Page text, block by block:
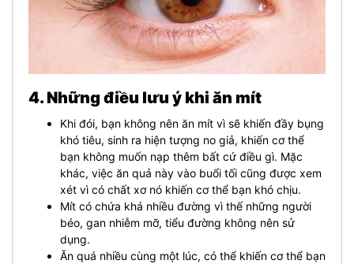
4. Những điều lưu ý khi ăn mít
Khi đói, bạn không nên ăn mít vì sẽ khiến đầy bụng
khó tiêu, sinh ra hiện tượng no giả, khiến cơ thể
bạn không muốn nạp thêm bất cứ điều gì. Mặc
khác, việc ăn quả này vào buổi tối cũng được xem
xét vì có chất xơ nó khiến cơ thể bạn khó chịu.
Mít có chứa khá nhiều đường vì thế những người
béo, gan nhiễm mỡ, tiểu đường không nên sử
dụng.
Ăn quá nhiều cùng một lúc, có thể khiến cơ thể bạn